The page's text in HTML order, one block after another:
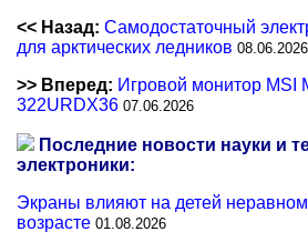
<< Назад: Самодостаточный
для арктических ледников 08.06.2026
>> Вперед: Игровой монитор MSI
322URDX36 07.06.2026
Последние новости науки и
электроники:
Экраны влияют на детей
возрасте 01.08.2026